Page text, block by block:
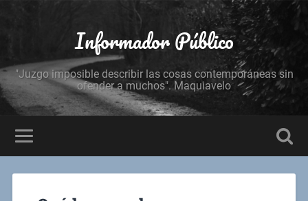
Informador Público
"Juzgo imposible describir las cosas contemporáneas sin
ofender a muchos". Maquiavelo